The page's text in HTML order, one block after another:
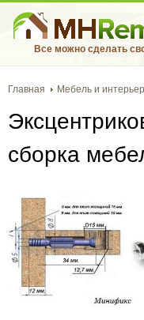
Все можно сделать
Главная Мебель и интерьер
сборка